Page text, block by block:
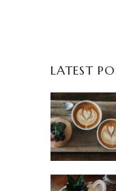
LATEST